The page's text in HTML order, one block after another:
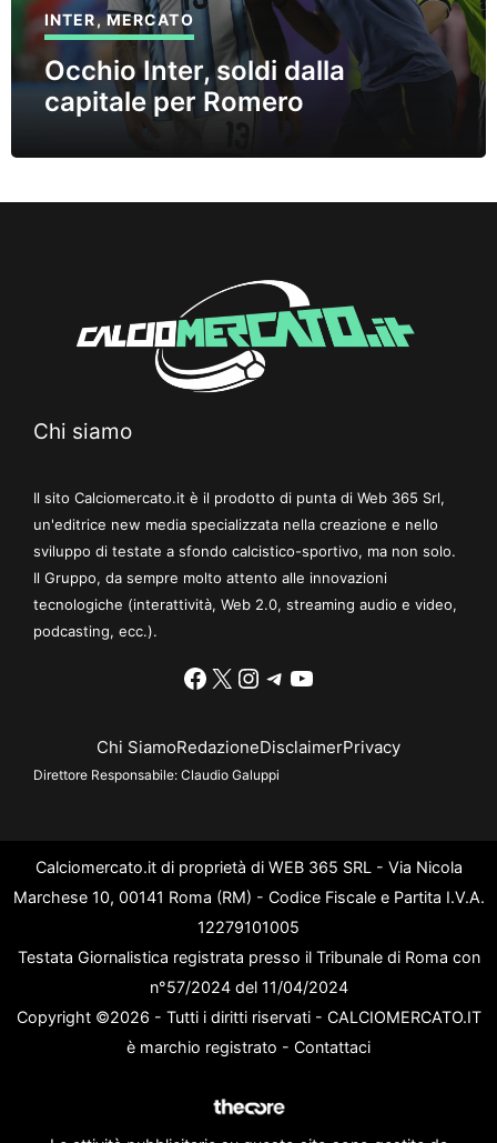
INTER,MERCATO
Occhio Inter, soldi dalla
capitale per Romero
Chi siamo
Il sito Calciomercato.it è il prodotto di punta di Web 365 Srl,
un'editrice new media specializzata nella creazione e nello
sviluppo di testate a sfondo calcistico-sportivo, ma non solo.
Il Gruppo, da sempre molto attento alle innovazioni
tecnologiche (interattività, Web 2.0, streaming audio e video,
podcasting, ecc.).
Facebook
X Instagram
Telegram
YouTube
Chi SiamoRedazioneDisclaimerPrivacy
Direttore Responsabile: Claudio Galuppi
Calciomercato.it di proprietà di WEB 365 SRL - Via Nicola
Marchese 10, 00141 Roma (RM) - Codice Fiscale e Partita I.V.A.
12279101005
Testata Giornalistica registrata presso il Tribunale di Roma con
n°57/2024 del 11/04/2024
Copyright ©2026 - Tutti i diritti riservati - CALCIOMERCATO.IT
è marchio registrato - Contattaci